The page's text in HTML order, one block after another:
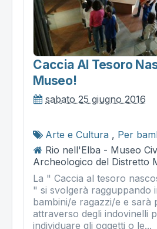
Caccia Al Tesoro
Museo!
sabato 25 giugno 2016
Arte e Cultura , Per
Rio nell'Elba - Museo
Archeologico del Distretto
La " Caccia al tesoro
" si svolgerà ragguppando
bambini/e ragazzi/e e sarà
attraverso degli indovinelli
individuare gli oggetti o le...